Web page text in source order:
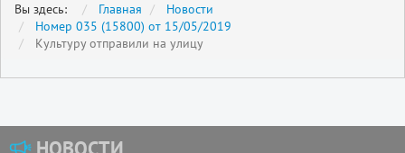
Вы здесь: Главная
Новости
Номер 035 (15800) от 15/05/2019
Культуру отправили на улицу